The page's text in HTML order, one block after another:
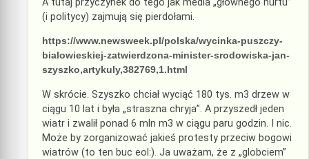
A tutaj przyczynek do tego jak media „głównego nurtu”
(i politycy) zajmują się pierdołami.
https://www.newsweek.pl/polska/wycinka-puszczy-
bialowieskiej-zatwierdzona-minister-srodowiska-jan-
szyszko,artykuly,382769,1.html
W skrócie. Szyszko chciał wyciąć 180 tys. m3 drzew w
ciągu 10 lat i była „straszna chryja”. A przyszedł jeden
wiatr i zwalił ponad 6 mln m3 w ciągu paru godzin. I nic.
Może by zorganizować jakieś protesty przeciw bogowi
wiatrów (to ten buc eol:). Ja uważam, że z „globciem”